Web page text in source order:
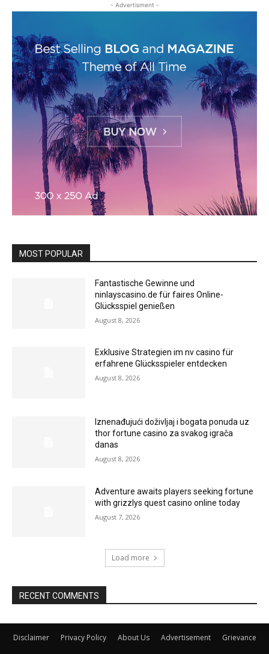
- Advertisment -
MOST POPULAR
Fantastische Gewinne und
ninlayscasino.de für faires Online-
Glücksspiel genießen
August 8, 2026
Exklusive Strategien im nv casino für
erfahrene Glücksspieler entdecken
August 8, 2026
Iznenađujući doživljaj i bogata ponuda uz
thor fortune casino za svakog igrača
danas
August 8, 2026
Adventure awaits players seeking fortune
with grizzlys quest casino online today
August 7, 2026
Load more
RECENT COMMENTS
Disclaimer Privacy Policy About Us Advertisement Grievance